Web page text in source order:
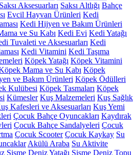
Saksı Aksesuarları Saksı Altlığı Bahçe
Evcil Hayvan Ürünleri Kedi
Kedi Hijyen ve Bakım Ürünleri
ve Su Kabı Kedi Evi Kedi Yatağı
Tuvaleti ve Aksesuarları Kedi
Kedi Vitamini Kedi Taşıma
Köpek Yatağı Köpek Vitamini
Mama ve Su Kabı Köpek
ve Bakım Ürünleri Köpek Ödülleri
Kulübesi Köpek Tasmaları Köpek
Kümesler Kuş Malzemeleri Kuş Sağlık
Kafesleri ve Aksesuarları Kuş Yemi
Çocuk Bahçe Oyuncakları Kaydırak
Çocuk Bahçe Sandalyeleri Çocuk
Çocuk Scooter Çocuk Kaykay Su
Akülü Araba Su Aktivite
Şişme Deniz Yatağı Şişme Deniz Topu